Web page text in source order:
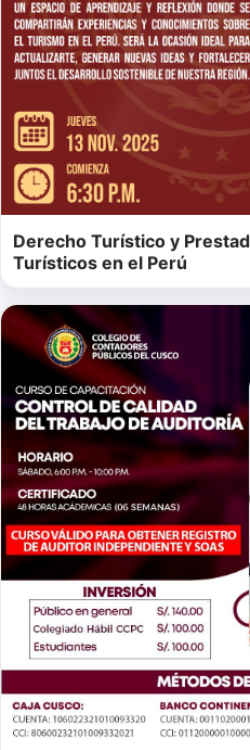
Derecho Turístico y
Turísticos en el Perú